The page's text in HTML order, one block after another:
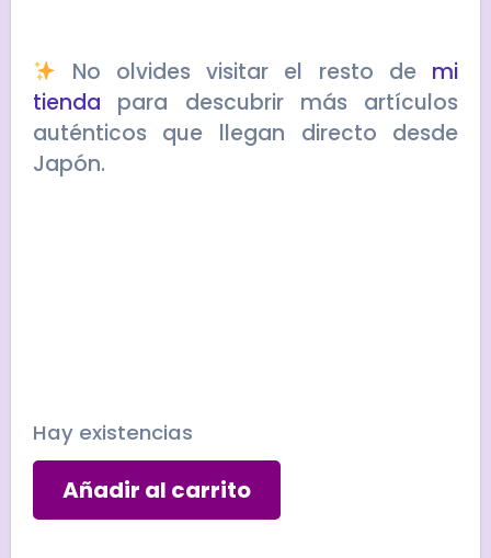
No olvides visitar el resto de mi
tienda para descubrir más artículos
auténticos que llegan directo desde
Japón.
Hay existencias
Peluche
POKÉMON
Añadir al carrito